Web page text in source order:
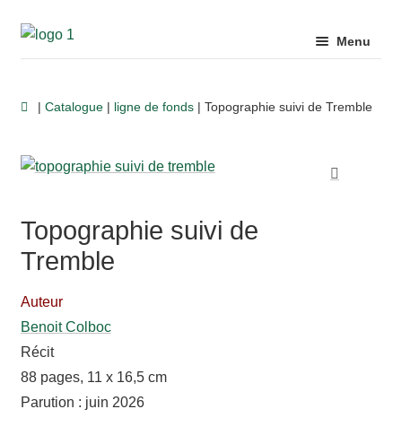
Aller
à
navigation
Aller
au
Menu
le
Catalogue
Livres d’artiste
Librairies
Pour aller plus loin…
|Catalogue | ligne de fonds | Topographie suivi de Tremble
Topographie suivi de
Tremble
Auteur
Benoit Colboc
Récit
88 pages, 11 x 16,5 cm
Parution : juin 2026